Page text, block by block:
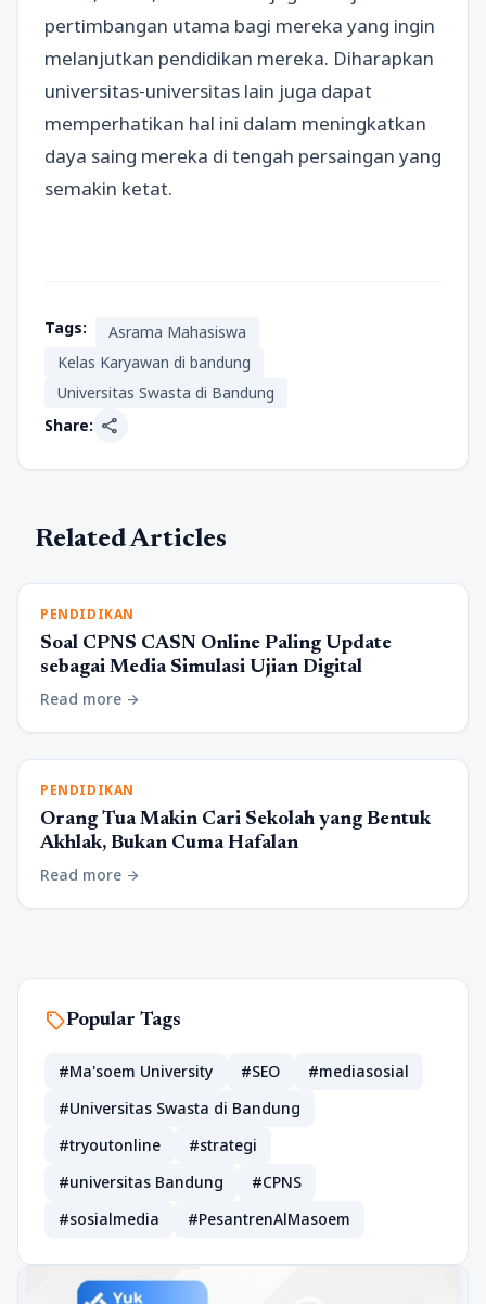
pertimbangan utama bagi mereka yang ingin
melanjutkan pendidikan mereka. Diharapkan
universitas-universitas lain juga dapat
memperhatikan hal ini dalam meningkatkan
daya saing mereka di tengah persaingan yang
semakin ketat.
Tags:
Asrama Mahasiswa
Kelas Karyawan di bandung
Universitas Swasta di Bandung
Share: share
Related Articles
PENDIDIKAN
Soal CPNS CASN Online Paling Update
sebagai Media Simulasi Ujian Digital
Read more arrow_forward
PENDIDIKAN
Orang Tua Makin Cari Sekolah yang Bentuk
Akhlak, Bukan Cuma Hafalan
Read more arrow_forward
sellPopular Tags
#Ma'soem University #SEO
#mediasosial
#Universitas Swasta di Bandung
#tryoutonline
#strategi
#universitas Bandung
#CPNS
#sosialmedia
#PesantrenAlMasoem